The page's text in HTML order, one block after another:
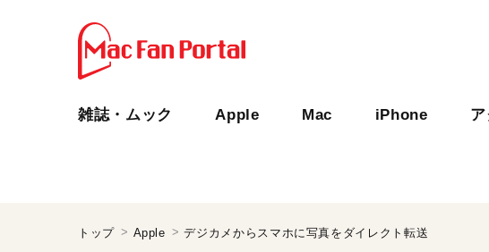
雑誌・ムック Apple Mac iPhone
トップ Apple デジカメからスマホに写真をダイレクト転送